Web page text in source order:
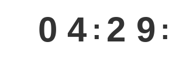
0 4 : 2 9 :